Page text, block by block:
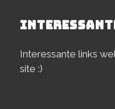
Interessante links
site :)